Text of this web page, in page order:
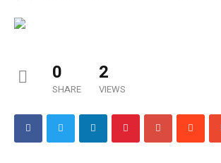
0
SHARE
2
VIEWS